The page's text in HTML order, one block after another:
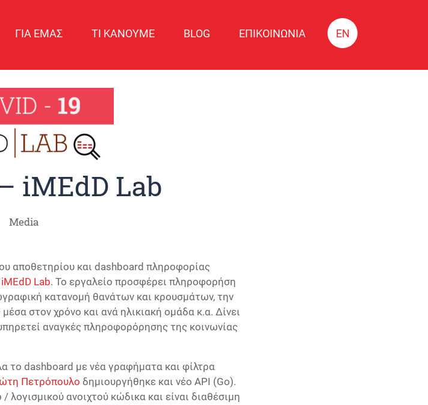
ΓΙΑ ΕΜΑΣ ΤΙ ΚΑΝΟΥΜΕ BLOG ΕΠΙΚΟΙΝΩΝΙΑ EN
iMEdD Lab
Media
αποθετηρίου και dashboard πληροφορίας
iMEdD Lab. Το εργαλείο προσφέρει πληροφορήση
κατανομή θανάτων και κρουσμάτων, την
στον χρόνο και ανά ηλικιακή ομάδα κ.α. Δίνει
αναγκές πληροφορόρησης της κοινωνίας
το dashboard με νέα γραφήματα και φίλτρα
Πετρόπουλο δημιουργήθηκε και νέο API (Go).
λογισμικού ανοιχτού κώδικα και είναι διαθέσιμη